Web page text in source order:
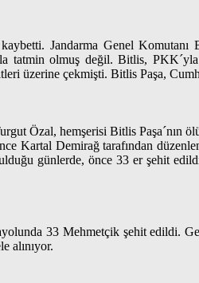
Jandarma Genel
tatmin olmuş değil. Bitlis,
üzerine çekmişti. Bitlis Paşa,
Özal, hemşerisi Bitlis Paşa´nın
Kartal Demirağ tarafından
günlerde, önce 33 er şehit
33 Mehmetçik şehit edildi.
alınıyor.